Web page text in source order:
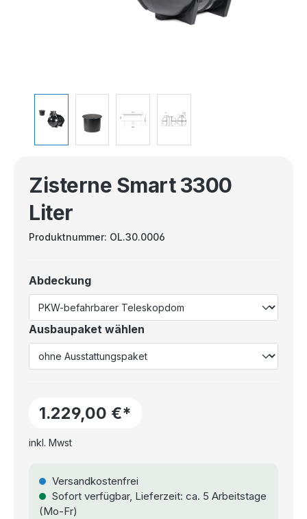
Zisterne Smart 3300
Liter
Produktnummer: OL.30.0006
Abdeckung
Ausbaupaket wählen
1.229,00 €*
inkl. Mwst
Versandkostenfrei
Sofort verfügbar, Lieferzeit: ca. 5 Arbeitstage
(Mo-Fr)